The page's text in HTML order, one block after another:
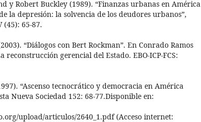
y Robert Buckley (1989). “Finanzas urbanas en América
la depresión: la solvencia de los deudores urbanos”,
(45): 65-87.
“Diálogos con Bert Rockman”. En Conrado Ramos
reconstrucción gerencial del Estado. EBO-ICP-FCS:
“Ascenso tecnocrático y democracia en América
Nueva Sociedad 152: 68-77.Disponible en:
upload/articulos/2640_1.pdf (Acceso internet: